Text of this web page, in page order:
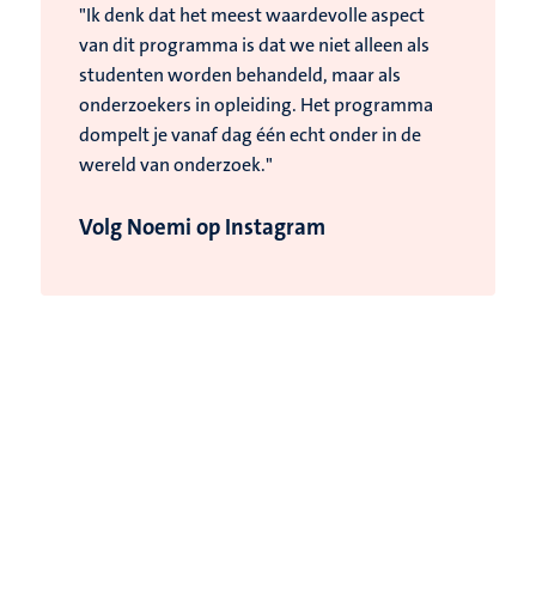
"Ik denk dat het meest waardevolle aspect
van dit programma is dat we niet alleen als
studenten worden behandeld, maar als
onderzoekers in opleiding. Het programma
dompelt je vanaf dag één echt onder in de
wereld van onderzoek."
Volg Noemi op Instagram